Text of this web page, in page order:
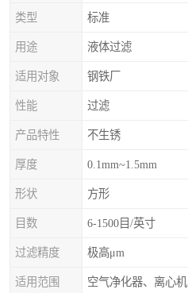
类型 标准
用途 液体过滤
适用对象 钢铁厂
性能 过滤
产品特性 不生锈
厚度 0.1mm~1.5mm
形状 方形
目数 6-1500目/英寸
过滤精度 极高μm
适用范围 空气净化器、离心机